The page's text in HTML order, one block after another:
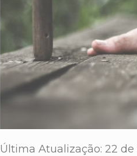
Última Atualização: 22